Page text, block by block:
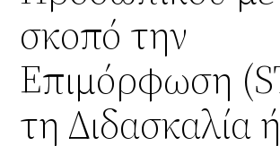
σκοπό την
Επιμόρφωση
τη Διδασκαλία